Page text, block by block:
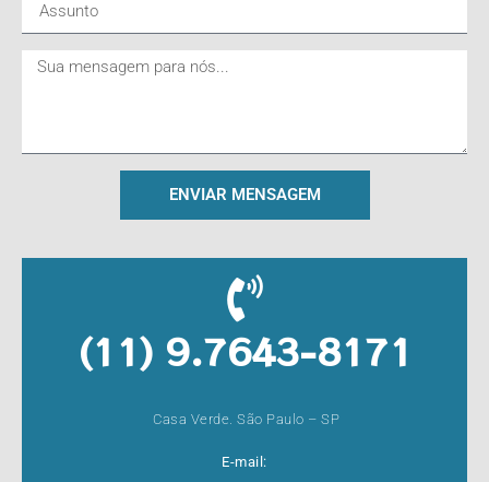
ENVIAR MENSAGEM
(11) 9.7643-8171
Casa Verde. São Paulo – SP
E-mail: